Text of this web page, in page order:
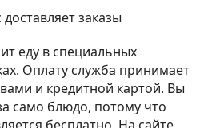
заказы
еду в специальных
Оплату служба принимает
и кредитной картой. Вы
само блюдо, потому что